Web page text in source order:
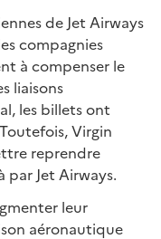
de Jet Airways
compagnies
à compenser le
liaisons
les billets ont
Virgin
reprendre
par Jet Airways.
leur
aéronautique